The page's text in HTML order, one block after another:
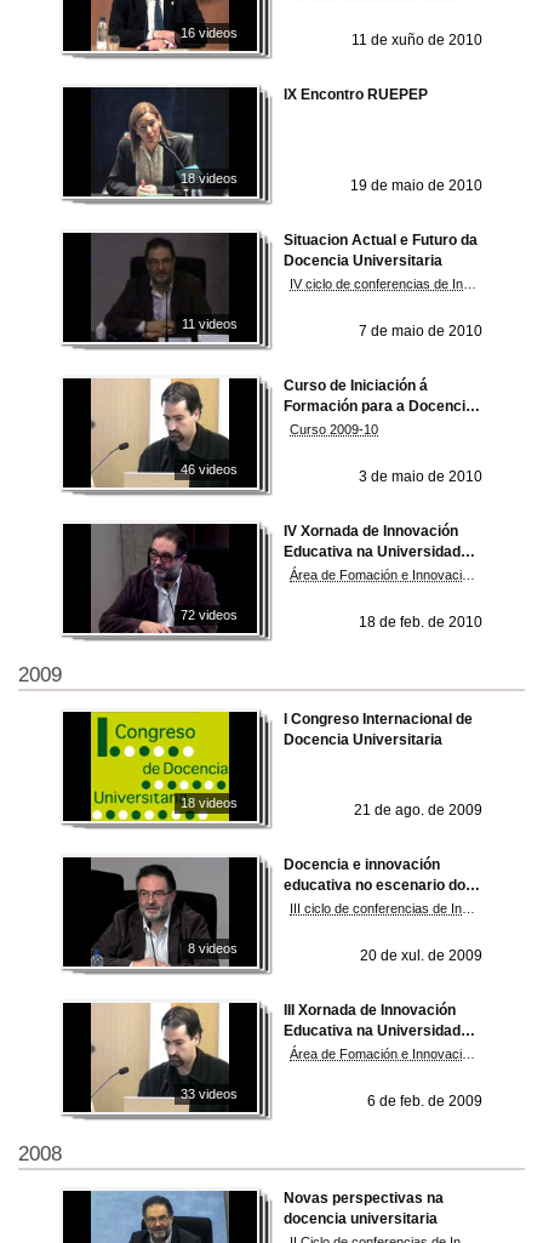
16 videos 11 de xuño de 2010
18 videos
IX Encontro RUEPEP
19 de maio de 2010
11 videos
Situacion Actual e Futuro da
Docencia Universitaria
7 de maio de 2010
46 videos
Curso de Iniciación á
Formación para a Docencia
Universitaria
Curso 2009-10
3 de maio de 2010
72 videos
IV Xornada de Innovación
Educativa na Universidade.
2009
18 de feb. de 2010
2009
18 videos
I Congreso Internacional de
Docencia Universitaria
21 de ago. de 2009
8 videos
Docencia e innovación
educativa no escenario dos
novos plans de estudo
20 de xul. de 2009
33 videos
III Xornada de Innovación
Educativa na Universidade.
2008
6 de feb. de 2009
2008
Novas perspectivas na
docencia universitaria